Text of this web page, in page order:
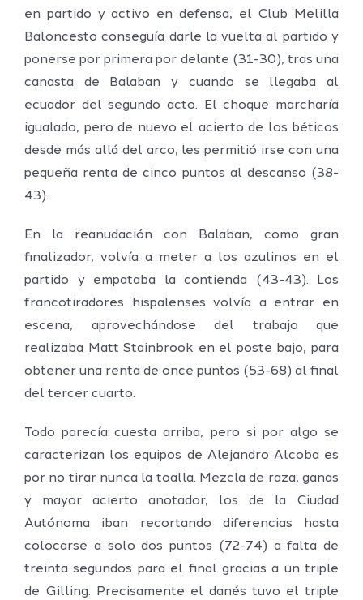
en partido y activo en defensa, el Club Melilla
Baloncesto conseguía darle la vuelta al partido y
ponerse por primera por delante (31-30), tras una
canasta de Balaban y cuando se llegaba al
ecuador del segundo acto. El choque marcharía
igualado, pero de nuevo el acierto de los béticos
desde más allá del arco, les permitió irse con una
pequeña renta de cinco puntos al descanso (38-
43).
En la reanudación con Balaban, como gran
finalizador, volvía a meter a los azulinos en el
partido y empataba la contienda (43-43). Los
francotiradores hispalenses volvía a entrar en
escena, aprovechándose del trabajo que
realizaba Matt Stainbrook en el poste bajo, para
obtener una renta de once puntos (53-68) al final
del tercer cuarto.
Todo parecía cuesta arriba, pero si por algo se
caracterizan los equipos de Alejandro Alcoba es
por no tirar nunca la toalla. Mezcla de raza, ganas
y mayor acierto anotador, los de la Ciudad
Autónoma iban recortando diferencias hasta
colocarse a solo dos puntos (72-74) a falta de
treinta segundos para el final gracias a un triple
de Gilling. Precisamente el danés tuvo el triple